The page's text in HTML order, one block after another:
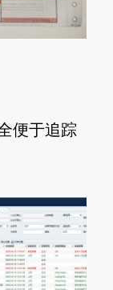
便于追踪